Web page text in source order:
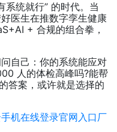
统就行” 的时代。当
医生在推数字孪生健康
+ 合规的组合拳，
自己：你的系统能应对
人的体检高峰吗?能帮
答案，或许就是选择的
机在线登录官网入口厂